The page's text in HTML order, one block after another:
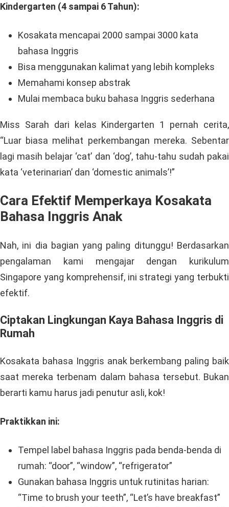
Kindergarten (4 sampai 6 Tahun):
Kosakata mencapai 2000 sampai 3000 kata
bahasa Inggris
Bisa menggunakan kalimat yang lebih kompleks
Memahami konsep abstrak
Mulai membaca buku bahasa Inggris sederhana
Miss Sarah dari kelas Kindergarten 1 pernah cerita,
“Luar biasa melihat perkembangan mereka. Sebentar
lagi masih belajar ‘cat’ dan ‘dog’, tahu-tahu sudah pakai
kata ‘veterinarian’ dan ‘domestic animals’!”
Cara Efektif Memperkaya Kosakata
Bahasa Inggris Anak
Nah, ini dia bagian yang paling ditunggu! Berdasarkan
pengalaman kami mengajar dengan kurikulum
Singapore yang komprehensif, ini strategi yang terbukti
efektif.
Ciptakan Lingkungan Kaya Bahasa Inggris di
Rumah
Kosakata bahasa Inggris anak berkembang paling baik
saat mereka terbenam dalam bahasa tersebut. Bukan
berarti kamu harus jadi penutur asli, kok!
Praktikkan ini:
Tempel label bahasa Inggris pada benda-benda di
rumah: “door”, “window”, “refrigerator”
Gunakan bahasa Inggris untuk rutinitas harian:
“Time to brush your teeth”, “Let’s have breakfast”